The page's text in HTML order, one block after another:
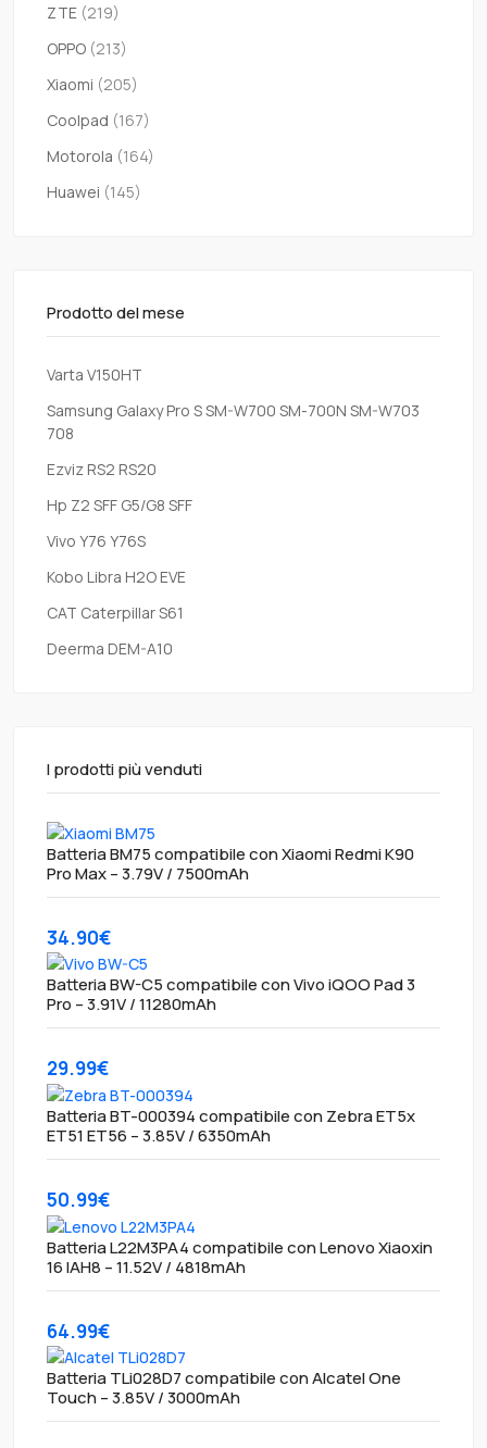
ZTE (219)
OPPO (213)
Xiaomi (205)
Coolpad (167)
Motorola (164)
Huawei (145)
Prodotto del mese
Varta V150HT
Samsung Galaxy Pro S SM-W700 SM-700N SM-W703
708
Ezviz RS2 RS20
Hp Z2 SFF G5/G8 SFF
Vivo Y76 Y76S
Kobo Libra H2O EVE
CAT Caterpillar S61
Deerma DEM-A10
I prodotti più venduti
Batteria BM75 compatibile con Xiaomi Redmi K90
Pro Max – 3.79V / 7500mAh
34.90€
Batteria BW-C5 compatibile con Vivo iQOO Pad 3
Pro – 3.91V / 11280mAh
29.99€
Batteria BT-000394 compatibile con Zebra ET5x
ET51 ET56 – 3.85V / 6350mAh
50.99€
Batteria L22M3PA4 compatibile con Lenovo Xiaoxin
16 IAH8 – 11.52V / 4818mAh
64.99€
Batteria TLi028D7 compatibile con Alcatel One
Touch – 3.85V / 3000mAh